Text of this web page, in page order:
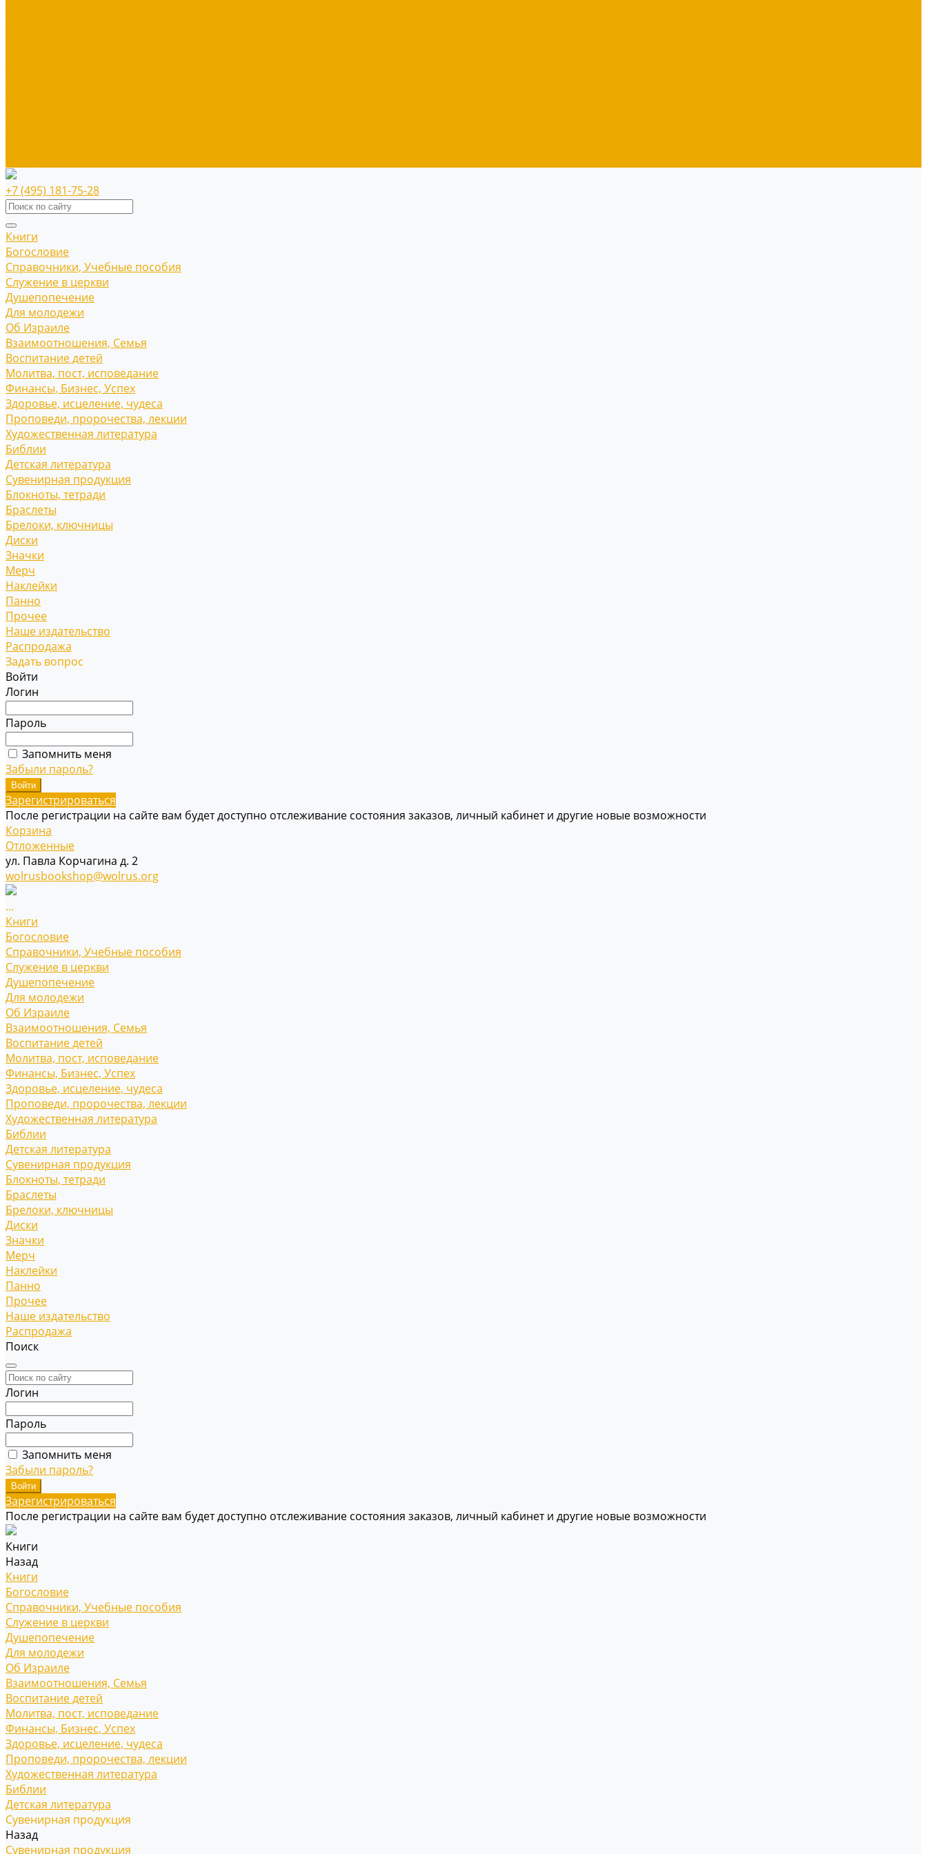
+7 (495) 181-75-28
Книги
Богословие
Справочники, Учебные пособия
Служение в церкви
Душепопечение
Для молодежи
Об Израиле
Взаимоотношения, Cемья
Воспитание детей
Молитва, пост, исповедание
Финансы, Бизнес, Успех
Здоровье, исцеление, чудеса
Проповеди, пророчества, лекции
Художественная литература
Библии
Детская литература
Сувенирная продукция
Блокноты, тетради
Браслеты
Брелоки, ключницы
Диски
Значки
Мерч
Наклейки
Панно
Прочее
Наше издательство
Распродажа
Задать вопрос
Войти
Логин
Пароль
Запомнить меня
Забыли пароль?
Зарегистрироваться
После регистрации на сайте вам будет доступно отслеживание состояния заказов, личный кабинет и другие новые возможности
Корзина
Отложенные
ул. Павла Корчагина д. 2
wolrusbookshop@wolrus.org
...
Книги
Богословие
Справочники, Учебные пособия
Служение в церкви
Душепопечение
Для молодежи
Об Израиле
Взаимоотношения, Cемья
Воспитание детей
Молитва, пост, исповедание
Финансы, Бизнес, Успех
Здоровье, исцеление, чудеса
Проповеди, пророчества, лекции
Художественная литература
Библии
Детская литература
Сувенирная продукция
Блокноты, тетради
Браслеты
Брелоки, ключницы
Диски
Значки
Мерч
Наклейки
Панно
Прочее
Наше издательство
Распродажа
Поиск
Логин
Пароль
Запомнить меня
Забыли пароль?
Зарегистрироваться
После регистрации на сайте вам будет доступно отслеживание состояния заказов, личный кабинет и другие новые возможности
Книги
Назад
Книги
Богословие
Справочники, Учебные пособия
Служение в церкви
Душепопечение
Для молодежи
Об Израиле
Взаимоотношения, Cемья
Воспитание детей
Молитва, пост, исповедание
Финансы, Бизнес, Успех
Здоровье, исцеление, чудеса
Проповеди, пророчества, лекции
Художественная литература
Библии
Детская литература
Сувенирная продукция
Назад
Сувенирная продукция